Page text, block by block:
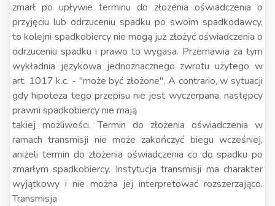
zmarł po upływie terminu do złożenia oświadczenia o
przyjęciu lub odrzuceniu spadku po swoim spadkodawcy,
to kolejni spadkobiercy nie mogą już złożyć oświadczenia o
odrzuceniu spadku i prawo to wygasa. Przemawia za tym
wykładnia językowa jednoznacznego zwrotu użytego w
art. 1017 k.c. - "może być złożone". A contrario, w sytuacji
gdy hipoteza tego przepisu nie jest wyczerpana, następcy
prawni spadkobiercy nie mają
takiej możliwości. Termin do złożenia oświadczenia w
ramach transmisji nie może zakończyć biegu wcześniej,
aniżeli termin do złożenia oświadczenia co do spadku po
zmarłym spadkobiercy. Instytucja transmisji ma charakter
wyjątkowy i nie można jej interpretować rozszerzająco.
Transmisja